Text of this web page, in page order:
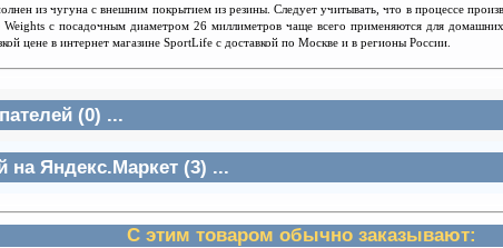
из чугуна с внешним покрытием из резины. Следует учитывать, что в процессе
с посадочным диаметром 26 миллиметров чаще всего применяются для
цене в интернет магазине SportLife с доставкой по Москве и в регионы России.
(0) ...
на Яндекс.Маркет (3) ...
С этим товаром обычно заказывают: